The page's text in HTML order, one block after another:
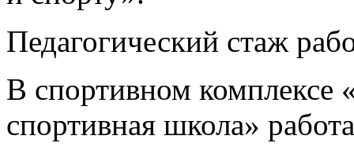
Педагогический стаж
В спортивном
спортивная школа»